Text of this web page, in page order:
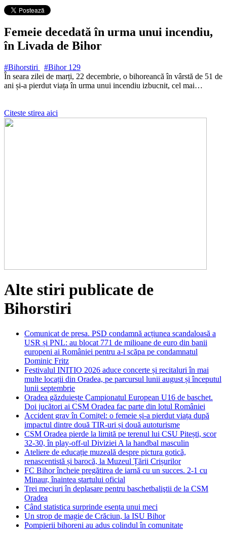
Femeie decedată în urma unui incendiu,
în Livada de Bihor
#Bihorstiri #Bihor 129
În seara zilei de marți, 22 decembrie, o bihoreancă în vârstă de 51 de
ani și-a pierdut viața în urma unui incendiu izbucnit, cel mai…
Citeste stirea aici
Alte stiri publicate de
Bihorstiri
Comunicat de presa. PSD condamnă acțiunea scandaloasă a
USR și PNL: au blocat 771 de milioane de euro din banii
europeni ai României pentru a-l scăpa pe condamnatul
Dominic Fritz
Festivalul INITIO 2026 aduce concerte și recitaluri în mai
multe locații din Oradea, pe parcursul lunii august și începutul
lunii septembrie
Oradea găzduiește Campionatul European U16 de baschet.
Doi jucători ai CSM Oradea fac parte din lotul României
Accident grav în Cornițel: o femeie și-a pierdut viața după
impactul dintre două TIR-uri și două autoturisme
CSM Oradea pierde la limită pe terenul lui CSU Pitești, scor
32-30, în play-off-ul Diviziei A la handbal masculin
Ateliere de educație muzeală despre pictura gotică,
renascentistă și barocă, la Muzeul Țării Crișurilor
FC Bihor încheie pregătirea de iarnă cu un succes. 2-1 cu
Minaur, înaintea startului oficial
Trei meciuri în deplasare pentru baschetbaliştii de la CSM
Oradea
Când statistica surprinde esența unui meci
Un strop de magie de Crăciun, la ISU Bihor
Pompierii bihoreni au adus colindul în comunitate